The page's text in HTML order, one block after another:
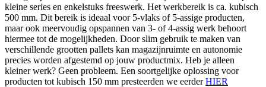
kleine series en enkelstuks freeswerk. Het werkbereik is ca. kubisch
500 mm. Dit bereik is ideaal voor 5-vlaks of 5-assige producten,
maar ook meervoudig opspannen van 3- of 4-assig werk behoort
hiermee tot de mogelijkheden. Door slim gebruik te maken van
verschillende grootten pallets kan magazijnruimte en autonomie
precies worden afgestemd op jouw productmix. Heb je alleen
kleiner werk? Geen probleem. Een soortgelijke oplossing voor
producten tot kubisch 150 mm presteerden we eerderHIER